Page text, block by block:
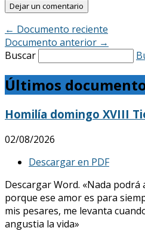
← Documento reciente
Documento anterior →
Buscar
Últimos
Homilía domingo XVIII
02/08/2026
Descargar en PDF
Descargar Word. «Nada
porque ese amor es para
mis pesares, me levanta
angustia la vida»